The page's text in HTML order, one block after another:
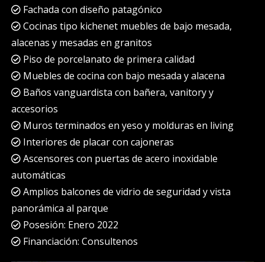
Fachada con diseño patagónico
Cocinas tipo kichenet muebles de bajo mesada,
alacenas y mesadas en granitos
Piso de porcelanato de primera calidad
Muebles de cocina con bajo mesada y alacena
Baños vanguardista con bañera, vanitory y
accesorios
Muros terminados en yeso y molduras en living
Interiores de placar con cajoneras
Ascensores con puertas de acero inoxidable
automáticas
Amplios balcones de vidrio de seguridad y vista
panorámica al parque
Posesión: Enero 2022
Financiación: Consultenos